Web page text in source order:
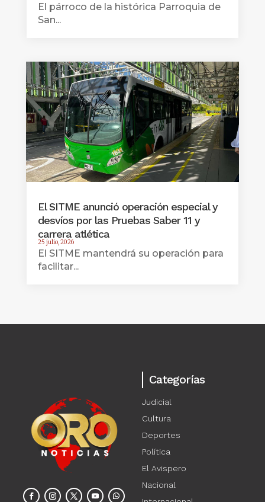
El párroco de la histórica Parroquia de
San...
El SITME anunció operación especial y
desvíos por las Pruebas Saber 11 y
carrera atlética
25 julio, 2026
El SITME mantendrá su operación para
facilitar...
Categorías
Judicial
Cultura
Deportes
Política
El Avispero
Nacional